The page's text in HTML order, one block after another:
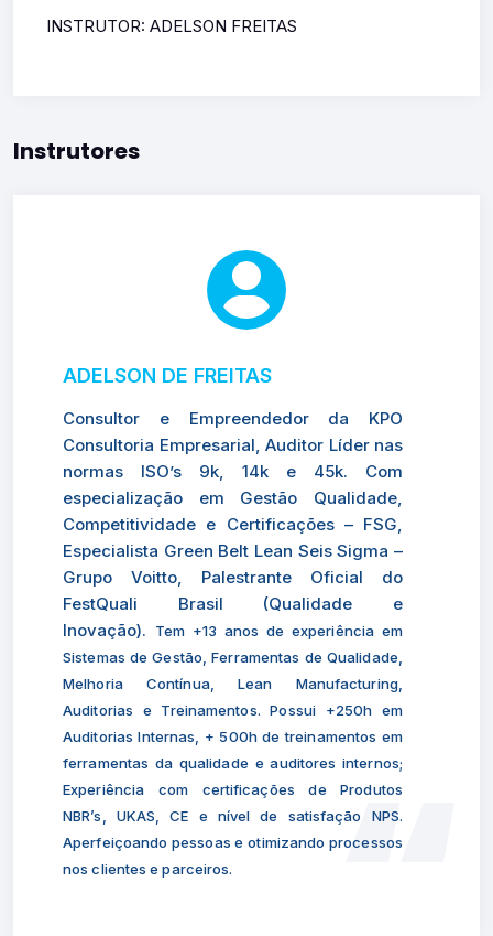
INSTRUTOR: ADELSON FREITAS
Instrutores
ADELSON DE FREITAS
Consultor e Empreendedor da KPO
Consultoria Empresarial, Auditor Líder nas
normas ISO’s 9k, 14k e 45k. Com
especialização em Gestão Qualidade,
Competitividade e Certificações – FSG,
Especialista Green Belt Lean Seis Sigma –
Grupo Voitto, Palestrante Oficial do
FestQuali Brasil (Qualidade e
Inovação).
Tem +13 anos de experiência em
Sistemas de Gestão, Ferramentas de Qualidade,
Melhoria Contínua, Lean Manufacturing,
Auditorias e Treinamentos. Possui +250h em
Auditorias Internas, + 500h de treinamentos em
ferramentas da qualidade e auditores internos;
Experiência com certificações de Produtos
NBR’s, UKAS, CE e nível de satisfação NPS.
Aperfeiçoando pessoas e otimizando processos
nos clientes e parceiros.